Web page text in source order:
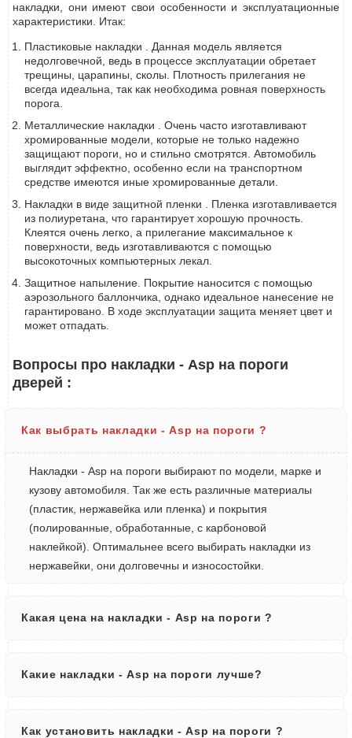
накладки, они имеют свои особенности и эксплуатационные
характеристики. Итак:
Пластиковые накладки . Данная модель является
недолговечной, ведь в процессе эксплуатации обретает
трещины, царапины, сколы. Плотность прилегания не
всегда идеальна, так как необходима ровная поверхность
порога.
Металлические накладки . Очень часто изготавливают
хромированные модели, которые не только надежно
защищают пороги, но и стильно смотрятся. Автомобиль
выглядит эффектно, особенно если на транспортном
средстве имеются иные хромированные детали.
Накладки в виде защитной пленки . Пленка изготавливается
из полиуретана, что гарантирует хорошую прочность.
Клеятся очень легко, а прилегание максимальное к
поверхности, ведь изготавливаются с помощью
высокоточных компьютерных лекал.
Защитное напыление. Покрытие наносится с помощью
аэрозольного баллончика, однако идеальное нанесение не
гарантировано. В ходе эксплуатации защита меняет цвет и
может отпадать.
Вопросы про накладки - Asp на пороги
дверей :
Как выбрать накладки - Asp на пороги ?
Накладки - Asp на пороги выбирают по модели, марке и
кузову автомобиля. Так же есть различные материалы
(пластик, нержавейка или пленка) и покрытия
(полированные, обработанные, с карбоновой
наклейкой). Оптимальнее всего выбирать накладки из
нержавейки, они долговечны и износостойки.
Какая цена на накладки - Asp на пороги ?
Какие накладки - Asp на пороги лучше?
Как установить накладки - Asp на пороги ?